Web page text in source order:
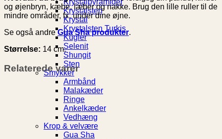
Krystalpyramider
Krystalsten
Krystal
Krystalsten Turkis
Kugler
Selenit
Shungit
Sten
Smykker
Armbånd
Malakæder
Ringe
Ankelkæder
Vedhæng
Krop & velvære
Gua Sha
og øjenbryn, kæbe, læber og nakke. Brug den lille ruller til de
mindre områder, fx. under dine øjne.
Se også andreGua Sha produkter.
Størrelse: 14 cm.
Relaterede varer